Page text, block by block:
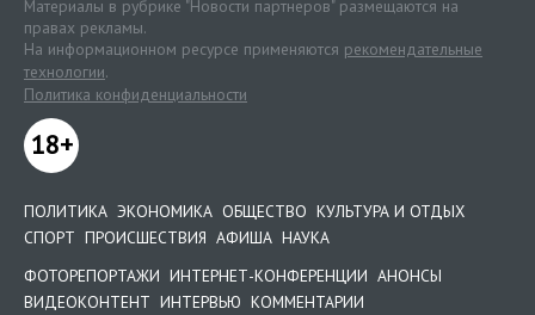
Материалы в рубрике "Новости партнеров" размещаются на
правах рекламы.
На информационном ресурсе применяются рекомендательные
технологии.
Политика конфиденциальности
18+
ПОЛИТИКА ЭКОНОМИКА ОБЩЕСТВО КУЛЬТУРА И ОТДЫХ
СПОРТ ПРОИСШЕСТВИЯ АФИША НАУКА
ФОТОРЕПОРТАЖИ ИНТЕРНЕТ-КОНФЕРЕНЦИИ АНОНСЫ
ВИДЕОКОНТЕНТ ИНТЕРВЬЮ КОММЕНТАРИИ